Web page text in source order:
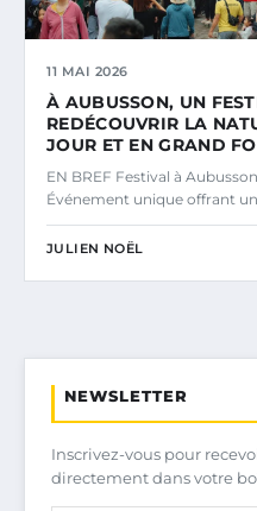
11 MAI 2026
À AUBUSSON, UN
REDÉCOUVRIR LA
JOUR ET EN GRAND
EN BREF Festival à
Événement unique offrant
JULIEN NOËL
NEWSLETTER
Inscrivez-vous pour
directement dans votre